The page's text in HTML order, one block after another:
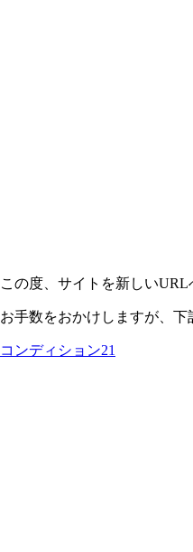
この度、サイトを新しい
お手数をおかけしますが、
コンディション21